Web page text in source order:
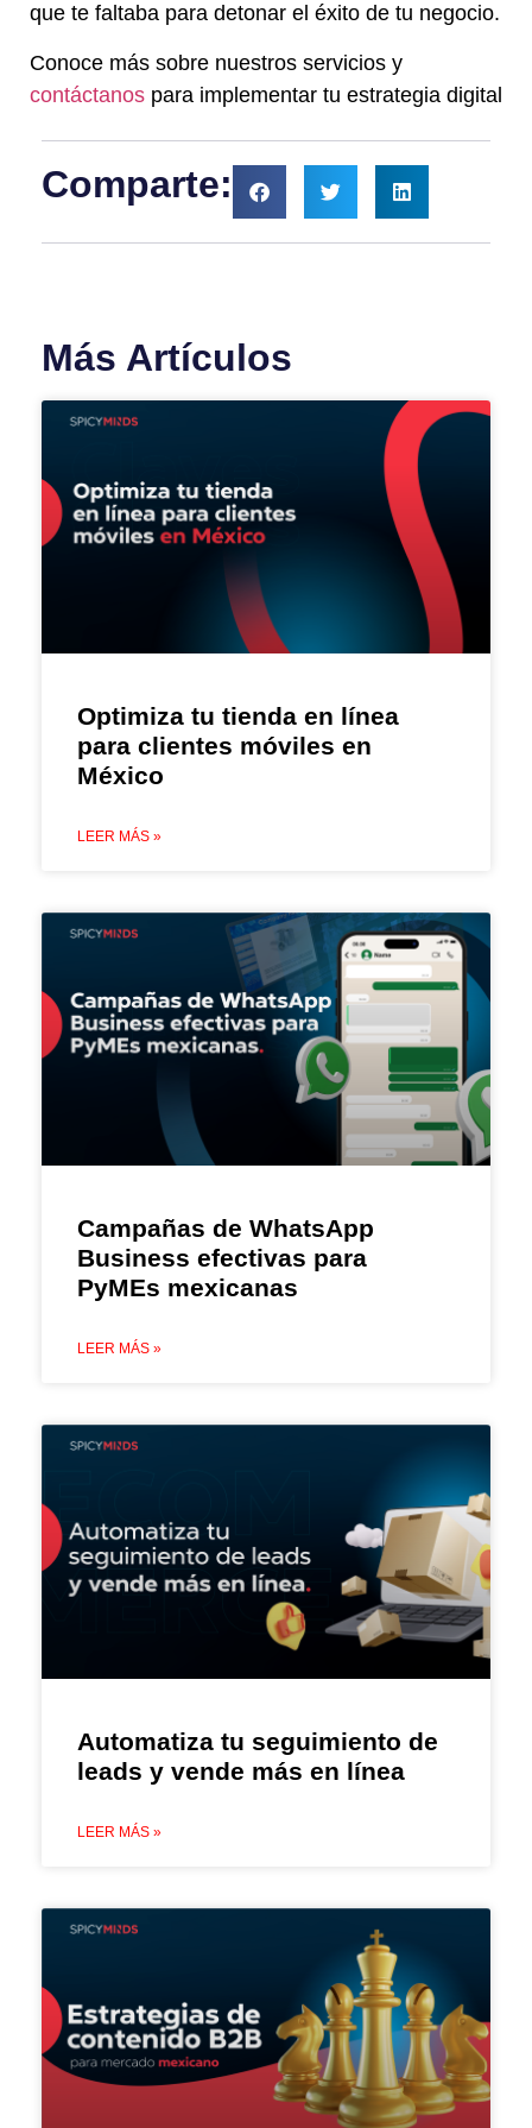
que te faltaba para detonar el éxito de tu negocio.
Conoce más sobre nuestros servicios y
contáctanos para implementar tu estrategia digital
Comparte:
Más Artículos
Optimiza tu tienda en línea
para clientes móviles en
México
LEER MÁS »
Campañas de WhatsApp
Business efectivas para
PyMEs mexicanas
LEER MÁS »
Automatiza tu seguimiento de
leads y vende más en línea
LEER MÁS »